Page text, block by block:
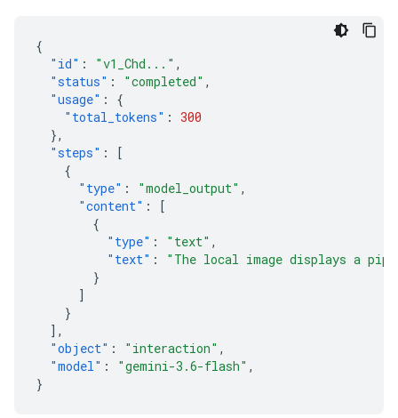
{
"id" : "v1_Chd..." ,
"status" : "completed" ,
"usage" :
{
"total_tokens" : 300
},
"steps" :
[
{
"type" : "model_output" ,
"content" :
[
{
"type" : "text" ,
"text" :
"The local image displays a
}
]
}
],
"object" : "interaction" ,
"model" : "gemini-3.6-flash" ,
}